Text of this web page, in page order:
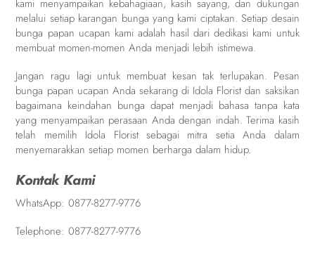
kami menyampaikan kebahagiaan, kasih sayang, dan dukungan
melalui setiap karangan bunga yang kami ciptakan. Setiap desain
bunga papan ucapan kami adalah hasil dari dedikasi kami untuk
membuat momen-momen Anda menjadi lebih istimewa.
Jangan ragu lagi untuk membuat kesan tak terlupakan. Pesan
bunga papan ucapan Anda sekarang di Idola Florist dan saksikan
bagaimana keindahan bunga dapat menjadi bahasa tanpa kata
yang menyampaikan perasaan Anda dengan indah. Terima kasih
telah memilih Idola Florist sebagai mitra setia Anda dalam
menyemarakkan setiap momen berharga dalam hidup.
Kontak Kami
WhatsApp:0877-8277-9776
Telephone:0877-8277-9776